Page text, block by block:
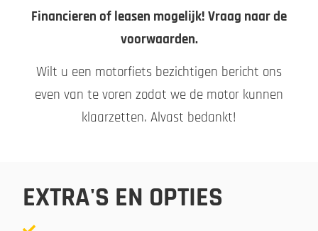
Financieren of leasen mogelijk! Vraag naar de
voorwaarden.
Wilt u een motorfiets bezichtigen bericht ons
even van te voren zodat we de motor kunnen
klaarzetten. Alvast bedankt!
EXTRA'S EN OPTIES